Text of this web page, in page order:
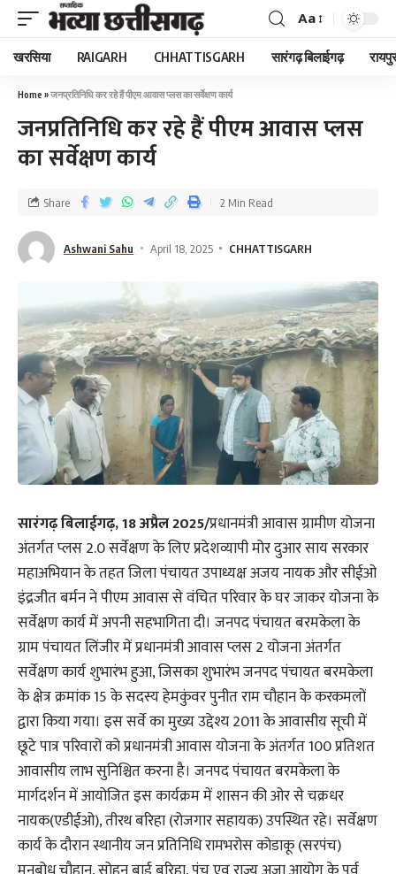
Aa
खरसिया RAIGARH CHHATTISGARH सारंगढ़ बिलाईगढ़
Home »जनप्रतिनिधि कर रहे हैं पीएम आवास प्लस का सर्वेक्षण कार्य
जनप्रतिनिधि कर रहे हैं पीएम आवास प्लस
का सर्वेक्षण कार्य
Ashwani Sahu April 18, 2025 CHHATTISGARH
Share 2 Min Read
सारंगढ़ बिलाईगढ़, 18 अप्रैल 2025/प्रधानमंत्री आवास ग्रामीण योजना
अंतर्गत प्लस 2.0 सर्वेक्षण के लिए प्रदेशव्यापी मोर दुआर साय सरकार
महाअभियान के तहत जिला पंचायत उपाध्यक्ष अजय नायक और सीईओ
इंद्रजीत बर्मन ने पीएम आवास से वंचित परिवार के घर जाकर योजना के
सर्वेक्षण कार्य में अपनी सहभागिता दी। जनपद पंचायत बरमकेला के
ग्राम पंचायत लिंजीर में प्रधानमंत्री आवास प्लस 2 योजना अंतर्गत
सर्वेक्षण कार्य शुभारंभ हुआ, जिसका शुभारंभ जनपद पंचायत बरमकेला
के क्षेत्र क्रमांक 15 के सदस्य हेमकुंवर पुनीत राम चौहान के करकमलों
द्वारा किया गया। इस सर्वे का मुख्य उद्देश्य 2011 के आवासीय सूची में
छूटे पात्र परिवारों को प्रधानमंत्री आवास योजना के अंतर्गत 100 प्रतिशत
आवासीय लाभ सुनिश्चित करना है। जनपद पंचायत बरमकेला के
मार्गदर्शन में आयोजित इस कार्यक्रम में शासन की ओर से चक्रधर
नायक(एडीईओ), तीरथ बरिहा (रोजगार सहायक) उपस्थित रहे। सर्वेक्षण
कार्य के दौरान स्थानीय जन प्रतिनिधि रामभरोस कोडाकू (सरपंच)